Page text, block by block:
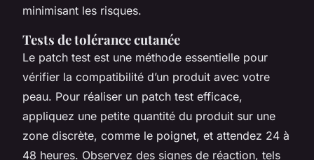
minimisant les risques.
Tests de tolérance cutanée
Le patch test est une méthode essentielle pour
vérifier la compatibilité d’un produit avec votre
peau. Pour réaliser un patch test efficace,
appliquez une petite quantité du produit sur une
zone discrète, comme le poignet, et attendez 24 à
48 heures. Observez des signes de réaction, tels